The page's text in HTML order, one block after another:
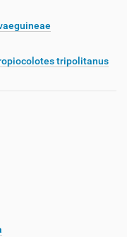
tripolitanus